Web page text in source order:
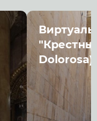
Dolorosa)"